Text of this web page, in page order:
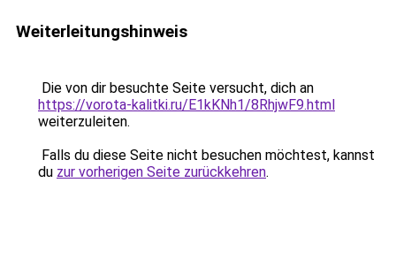
Weiterleitungshinweis
Die von dir besuchte Seite versucht, dich an
https://vorota-kalitki.ru/E1kKNh1/8RhjwF9.html
weiterzuleiten.
Falls du diese Seite nicht besuchen möchtest, kannst
du zur vorherigen Seite zurückkehren.